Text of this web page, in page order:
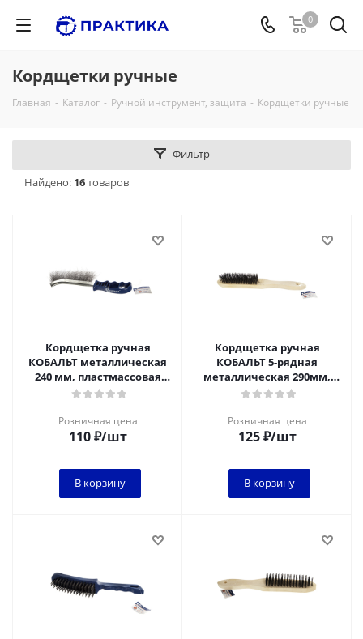
0
Кордщетки ручные
Главная - Каталог - Ручной инструмент, защита - Кордщетки ручные
Фильтр
Найдено: 16товаров
Кордщетка ручная
КОБАЛЬТ металлическая
240 мм, пластмассовая
ручка*
Розничная цена
110₽/шт
В корзину
Кордщетка ручная
КОБАЛЬТ 5-рядная
металлическая 290мм,
деревянная ручка*
Розничная цена
125₽/шт
В корзину